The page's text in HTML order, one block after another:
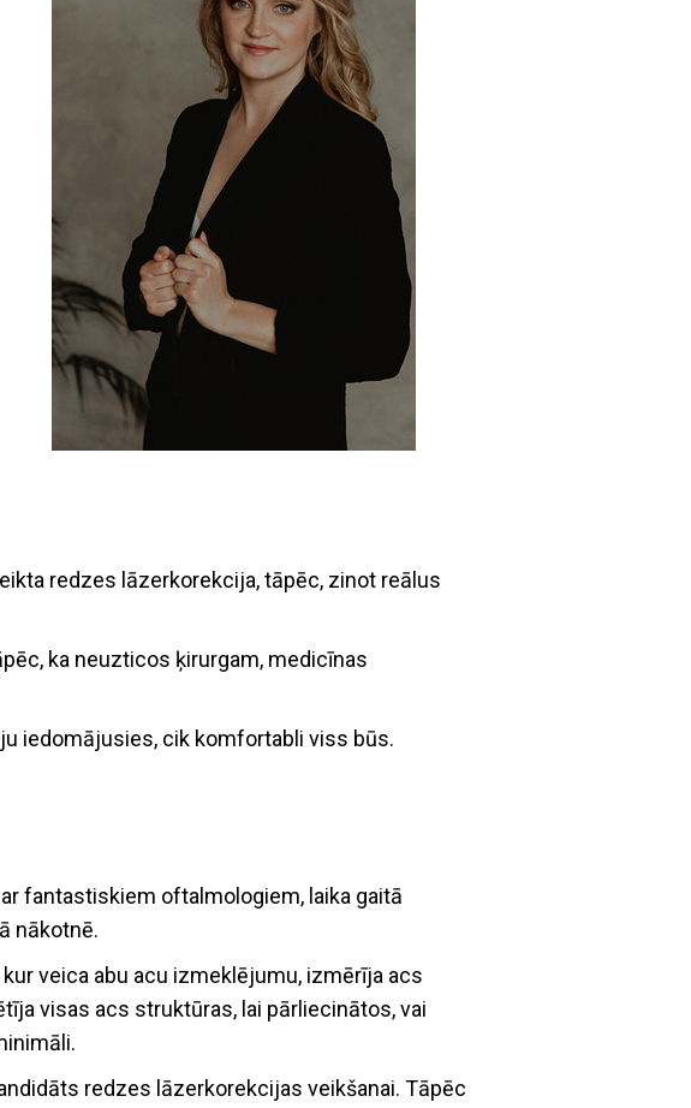
redzes lāzerkorekcija, tāpēc, zinot reālus
ka neuzticos ķirurgam, medicīnas
iedomājusies, cik komfortabli viss būs.
fantastiskiem oftalmologiem, laika gaitā
nākotnē.
veica abu acu izmeklējumu, izmērīja acs
visas acs struktūras, lai pārliecinātos, vai
redzes lāzerkorekcijas veikšanai. Tāpēc